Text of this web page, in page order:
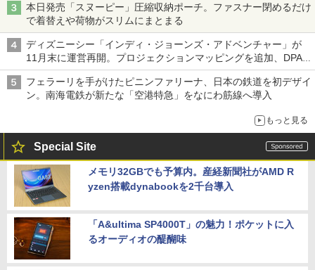
本日発売「スヌーピー」圧縮収納ポーチ。ファスナー閉めるだけ
で着替えや荷物がスリムにまとまる
ディズニーシー「インディ・ジョーンズ・アドベンチャー」が
11月末に運営再開。プロジェクションマッピングを追加、DPA
は1500円
フェラーリを手がけたピニンファリーナ、日本の鉄道を初デザイ
ン。南海電鉄が新たな「空港特急」をなにわ筋線へ導入
もっと見る
Special Site
メモリ32GBでも予算内。産経新聞社がAMD R
yzen搭載dynabookを2千台導入
「A&ultima SP4000T」の魅力！ポケットに入
るオーディオの醍醐味